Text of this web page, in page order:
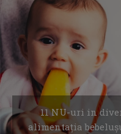
11 NU-uri in
alimentația